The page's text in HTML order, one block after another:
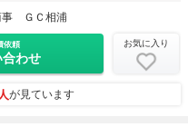
事 ＧＣ相浦
依頼
わせ
お気に入り
が見ています